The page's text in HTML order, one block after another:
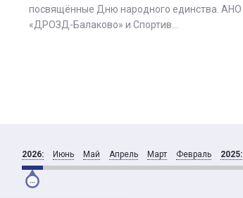
посвящённые Дню народного единства. АНО
«ДРОЗД-Балаково» и Спортив...
2026: Июнь Май Апрель Март Февраль 2025: